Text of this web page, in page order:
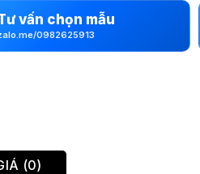
vấn chọn mẫu
0982625913
(0)